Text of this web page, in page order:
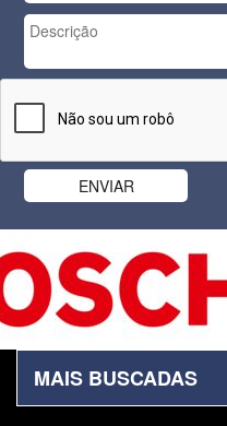
MAIS BUSCADAS